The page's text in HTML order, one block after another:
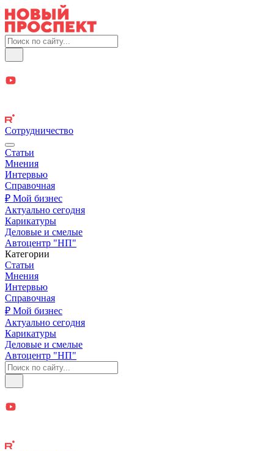
Сотрудничество
Статьи
Мнения
Интервью
Справочная
₽ Мой бизнес
Актуально сегодня
Карикатуры
Деловые и смелые
Автоцентр "НП"
Категории
Статьи
Мнения
Интервью
Справочная
₽ Мой бизнес
Актуально сегодня
Карикатуры
Деловые и смелые
Автоцентр "НП"